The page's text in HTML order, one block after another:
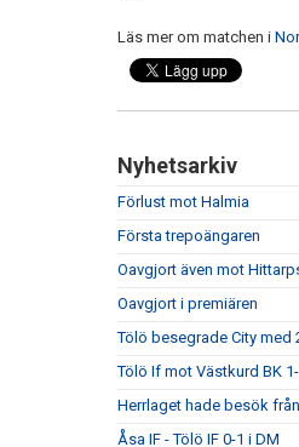
Läs mer om matchen i
Nyhetsarkiv
Förlust mot Halmia
Första trepoängaren
Oavgjort även mot
Oavgjort i premiären
Tölö besegrade City med
Tölö If mot Västkurd BK
Herrlaget hade besök
Åsa IF - Tölö IF 0-1 i DM